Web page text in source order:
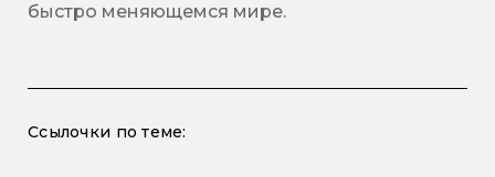
быстро меняющемся мире.